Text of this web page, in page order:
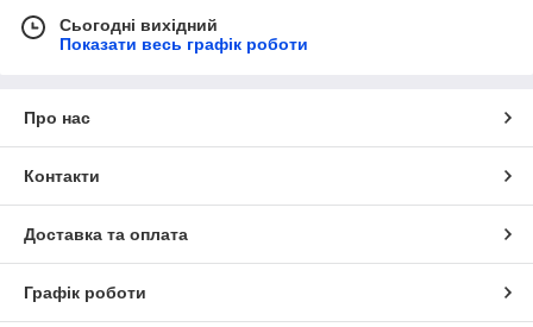
Сьогодні вихідний
Показати весь графік роботи
Про нас
Контакти
Доставка та оплата
Графік роботи